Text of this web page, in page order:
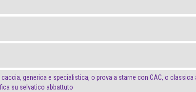
generica e specialistica, o prova a starne con CAC, o classica
su selvatico abbattuto